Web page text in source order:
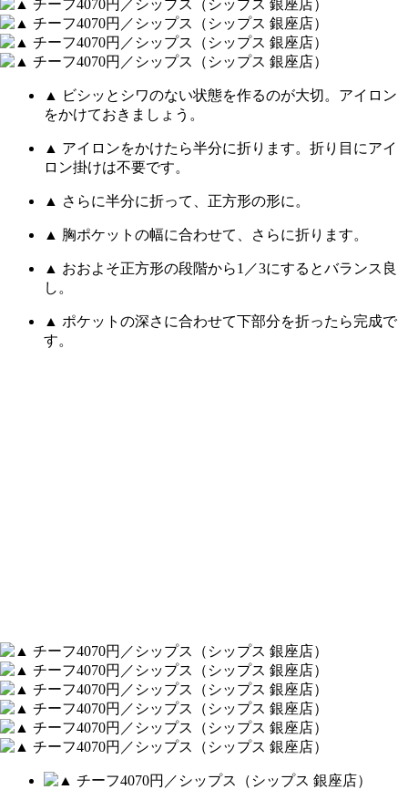
▲ ビシッとシワのない状態を作るのが大切。アイロン
をかけておきましょう。
▲ アイロンをかけたら半分に折ります。折り目にアイ
ロン掛けは不要です。
▲ さらに半分に折って、正方形の形に。
▲ 胸ポケットの幅に合わせて、さらに折ります。
▲ おおよそ正方形の段階から1／3にするとバランス良
し。
▲ ポケットの深さに合わせて下部分を折ったら完成で
す。